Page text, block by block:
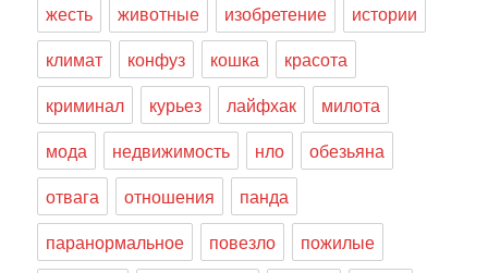
жесть животные изобретение
истории
климат
конфуз кошка
красота
криминал
курьез лайфхак
милота
мода
недвижимость нло
обезьяна
отвага
отношения
панда
паранормальное
повезло
пожилые